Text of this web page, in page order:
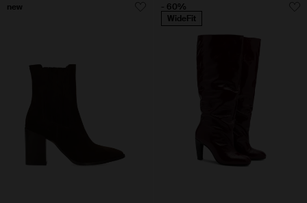
new
- 60%
WideFit